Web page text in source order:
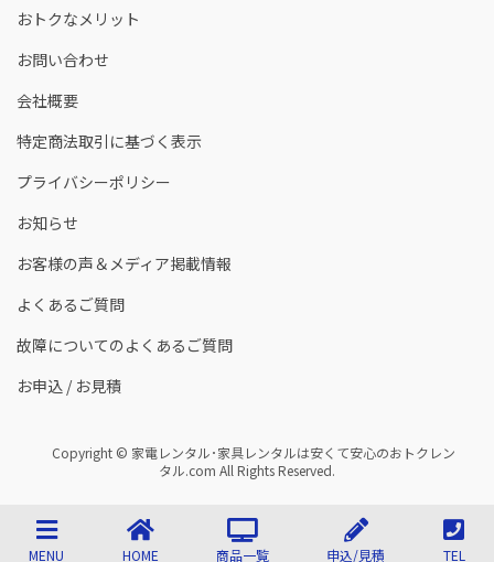
おトクなメリット
お問い合わせ
会社概要
特定商法取引に基づく表示
プライバシーポリシー
お知らせ
お客様の声＆メディア掲載情報
よくあるご質問
故障についてのよくあるご質問
お申込 / お見積
Copyright © 家電レンタル･家具レンタルは安くて安心のおトクレン
タル.com All Rights Reserved.
MENU HOME 商品一覧 申込/見積 TEL